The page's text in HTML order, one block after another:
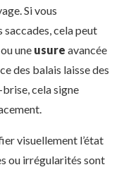
Si vous
cela peut
une usure avancée
des balais laisse des
cela signe
visuellement l’état
ou irrégularités sont